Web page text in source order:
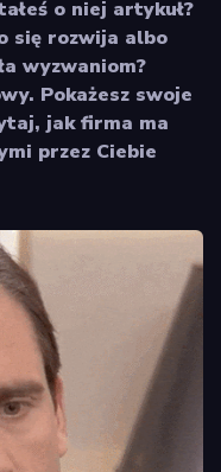
o niej artykuł?
się rozwija albo
wyzwaniom?
Pokażesz swoje
jak firma ma
przez Ciebie